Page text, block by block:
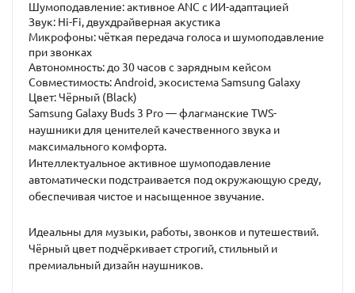
Шумоподавление:активное ANC с ИИ-адаптацией
Звук: Hi-Fi, двухдрайверная акустика
Микрофоны:чёткая передача голоса и шумоподавление
при звонках
Автономность: до 30 часов с зарядным кейсом
Совместимость:Android, экосистема Samsung Galaxy
Цвет:Чёрный (Black)
Samsung Galaxy Buds 3 Pro— флагманские TWS-
наушники для ценителей качественного звука и
максимального комфорта.
Интеллектуальное активное шумоподавление
автоматически подстраивается под окружающую среду,
обеспечивая чистое и насыщенное звучание.
Идеальны для музыки, работы, звонков и путешествий.
Чёрный цвет подчёркивает строгий, стильный и
премиальный дизайн наушников.